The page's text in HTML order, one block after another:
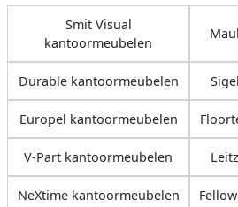
Smit Visual
kantoormeubelen
Durable kantoormeubelen
Europel kantoormeubelen
V-Part kantoormeubelen
NeXtime kantoormeubelen